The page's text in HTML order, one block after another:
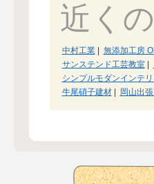
近く
中村工業| 無添加工房
サンステンド工芸教室|
シンプルモダンインテ
牛尾硝子建材| 岡山出